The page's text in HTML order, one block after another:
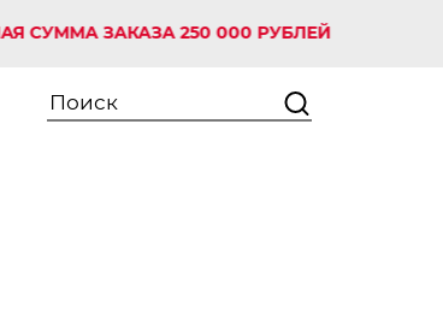
ЗАКАЗА 250 000 РУБЛЕЙ